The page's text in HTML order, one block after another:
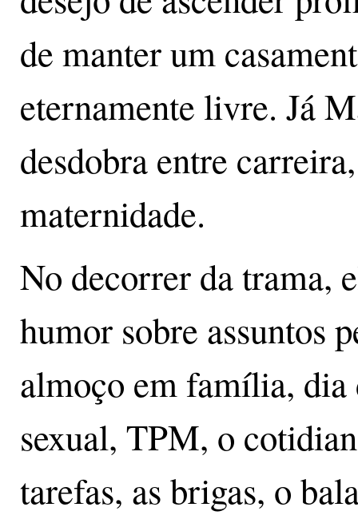
de manter um
eternamente livre. Já
desdobra entre
maternidade.
No decorrer da trama,
humor sobre assuntos
almoço em família, dia
sexual, TPM, o
tarefas, as brigas, o